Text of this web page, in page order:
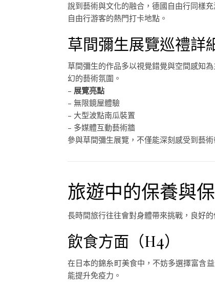
說到藝術與文化的融合，德國自由行同樣
自由行游客的熱門打卡地點。
草間彌生展覽巡禮詳
草間彌生的作品多以視覺錯覺與空間感知
幻的藝術氛圍。
– 展覽亮點
– 無限鏡屋體驗
– 大型波點南瓜裝置
– 多媒體互動藝術牆
參與草間彌生展覽，不僅能深刻感受到藝
旅遊中的保養與
長時間旅行往往會對身體帶來挑戰，良好
飲食方面（H4）
在日本的錦糸町美食中，不妨多選擇富含
能提升免疫力。